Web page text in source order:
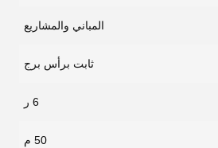
المباني والمشاريع
ثابت برأس برج
6 ر
50 م